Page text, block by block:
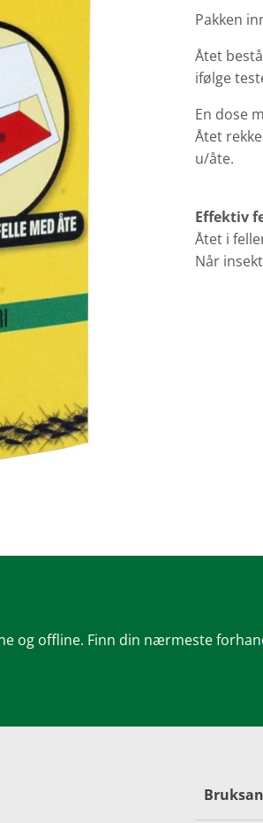
Pakken
Åtet
ifølge
En dose
Åtet
u/åte.
Effektiv
Åtet i
Når
og offline. Finn din nærmeste